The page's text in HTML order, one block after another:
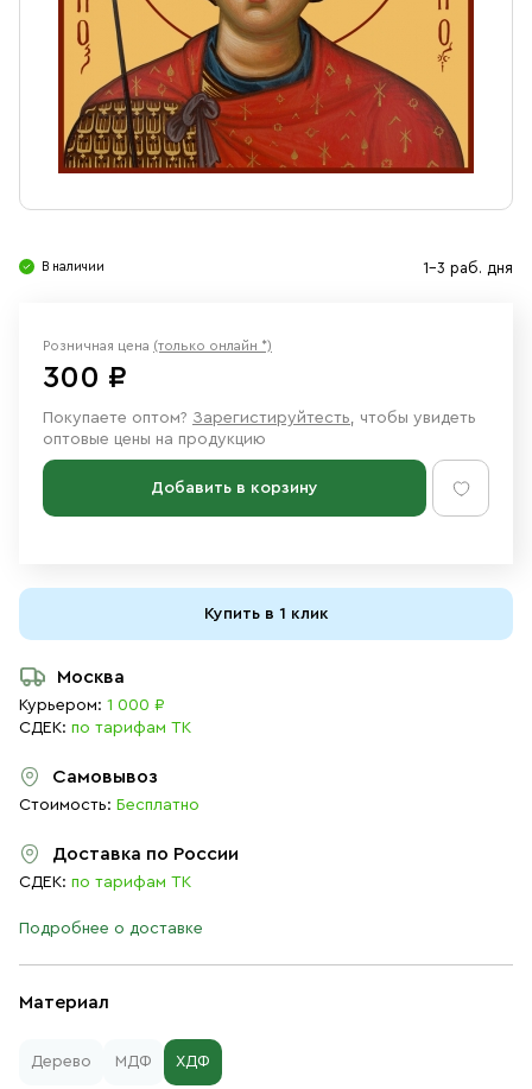
Ювелирные изделия
В наличии 1-3 раб. дня
Материал
Дерево МДФ ХДФ
Розничная цена (только онлайн *)
300 ₽
Покупаете оптом? Зарегистируйтесть, чтобы увидеть
оптовые цены на продукцию
Добавить в корзину
Купить в 1 клик
Москва
Курьером: 1 000 ₽
СДЕК: по тарифам ТК
Самовывоз
Стоимость: Бесплатно
Доставка по России
СДЕК: по тарифам ТК
Подробнее о доставке